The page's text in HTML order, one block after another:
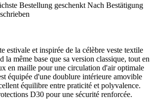
Bestellung geschenkt Nach Bestätigung
estivale et inspirée de la célèbre veste textile
la même base que sa version classique, tout en
en maille pour une circulation d'air optimale
équipée d'une doublure intérieure amovible
équilibre entre praticité et polyvalence.
D30 pour une sécurité renforcée.